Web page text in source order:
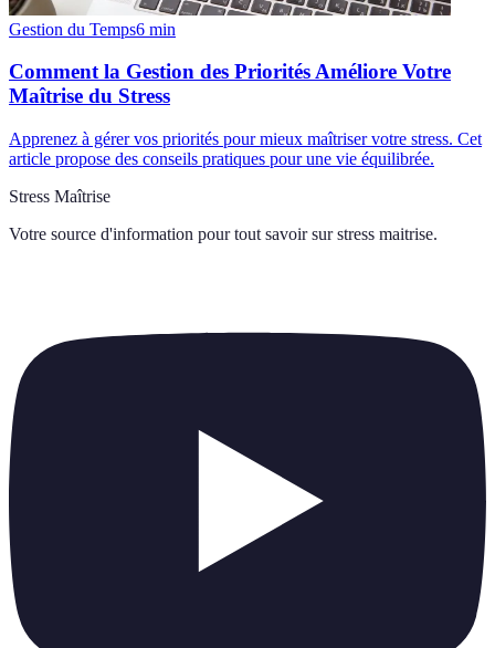
Gestion du Temps6 min
Comment la Gestion des Priorités Améliore Votre
Maîtrise du Stress
Apprenez à gérer vos priorités pour mieux maîtriser votre stress. Cet
article propose des conseils pratiques pour une vie équilibrée.
Stress Maîtrise
Votre source d'information pour tout savoir sur stress maitrise.